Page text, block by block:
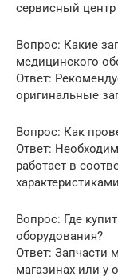
сервисный
Вопрос: Какие
медицинского
Ответ:
оригинальные
Вопрос: Как
Ответ:
работает в
Вопрос: Где
оборудования?
Ответ: Запчасти
магазинах или у